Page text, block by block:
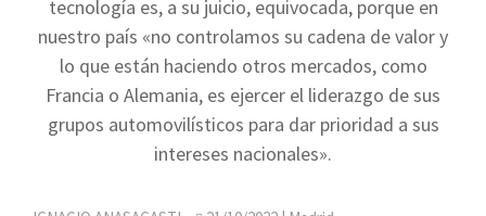
tecnología es, a su juicio, equivocada, porque en
nuestro país «no controlamos su cadena de valor y
lo que están haciendo otros mercados, como
Francia o Alemania, es ejercer el liderazgo de sus
grupos automovilísticos para dar prioridad a sus
intereses nacionales».